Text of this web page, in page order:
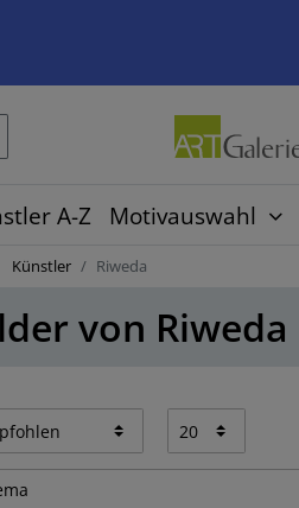
A-Z Motivauswahl
Künstler Riweda
von Riweda